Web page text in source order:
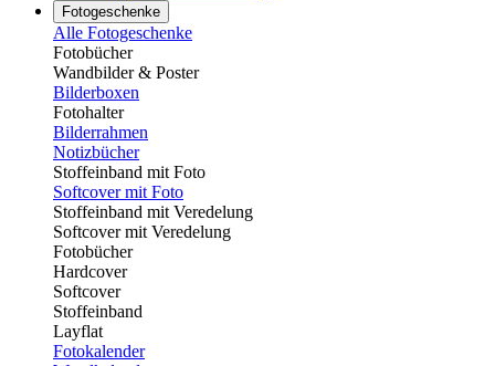
Fotogeschenke
Alle Fotogeschenke
Fotobücher
Wandbilder & Poster
Bilderboxen
Fotohalter
Bilderrahmen
Notizbücher
Stoffeinband mit Foto
Softcover mit Foto
Stoffeinband mit Veredelung
Softcover mit Veredelung
Fotobücher
Hardcover
Softcover
Stoffeinband
Layflat
Fotokalender